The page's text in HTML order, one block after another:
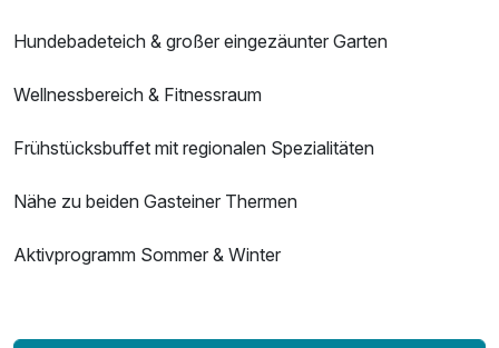
Hundebadeteich & großer eingezäunter Garten
Wellnessbereich & Fitnessraum
Frühstücksbuffet mit regionalen Spezialitäten
Nähe zu beiden Gasteiner Thermen
Aktivprogramm Sommer & Winter